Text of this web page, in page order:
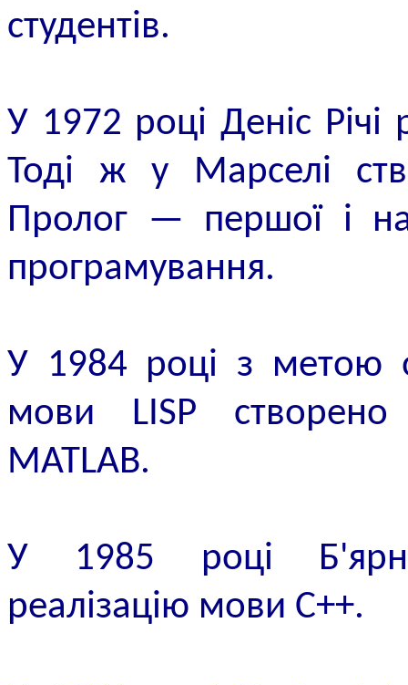
студентів.
У 1972 році Деніс
Тоді ж у Марселі
Пролог — першої і
програмування.
У 1984 році з метою
мови LISP
MATLAB.
У 1985 році Б'ярн
реалізацію мови C++.